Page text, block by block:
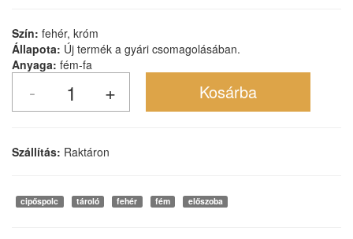
Szín: fehér, króm
Állapota: Új termék a gyári csomagolásában.
Anyaga: fém-fa
Szállítás: Raktáron
cipőspolc tároló fehér fém előszoba